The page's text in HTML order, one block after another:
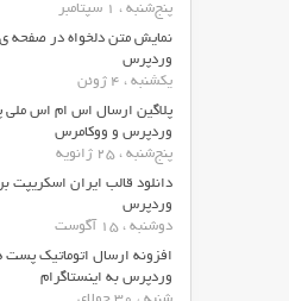
پنج‌شنبه ، 1 سپتامبر
نمایش متن دلخواه در صفحه
وردپرس
یکشنبه ، 4 ژوئن
پلاگین ارسال اس ام اس ملی
وردپرس و ووکامرس
پنج‌شنبه ، 25 ژانویه
دانلود قالب ایران اسکریپت
وردپرس
دوشنبه ، 15 آگوست
افزونه ارسال اتوماتیک پست
وردپرس به اینستاگرام